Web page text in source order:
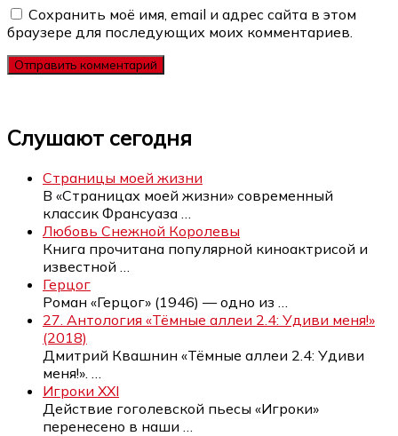
Сохранить моё имя, email и адрес сайта в этом
браузере для последующих моих комментариев.
Слушают сегодня
Страницы моей жизни
В «Страницах моей жизни» современный
классик Франсуаза
Любовь Снежной Королевы
Книга прочитана популярной киноактрисой и
известной
Герцог
Роман «Герцог» (1946) — одно из
27. Антология «Тёмные аллеи 2.4: Удиви меня!»
(2018)
Дмитрий Квашнин «Тёмные аллеи 2.4: Удиви
меня!».
Игроки XXI
Действие гоголевской пьесы «Игроки»
перенесено в наши